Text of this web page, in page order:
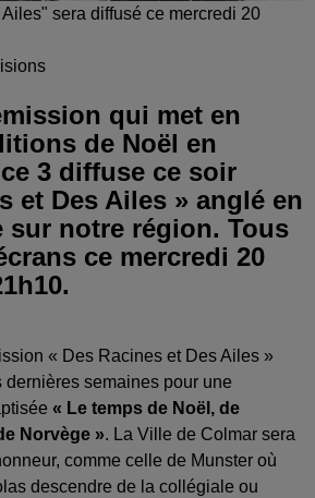
sera diffusé ce mercredi 20
qui met en
de Noël en
3 diffuse ce soir
et Des Ailes » anglé en
sur notre région. Tous
ce mercredi 20
« Des Racines et Des Ailes »
dernières semaines pour une
« Le temps de Noël, de
Norvège ». La Ville de Colmar sera
comme celle de Munster où
descendre de la collégiale ou